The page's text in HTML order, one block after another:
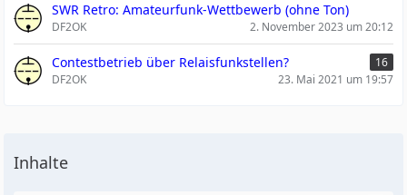
SWR Retro: Amateurfunk-Wettbewerb (ohne Ton)
DF2OK 2. November 2023 um 20:12
Contestbetrieb über Relaisfunkstellen?
16
DF2OK
23. Mai 2021 um 19:57
Inhalte